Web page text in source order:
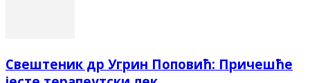
Свештеник др Угрин Поповић: Причешће